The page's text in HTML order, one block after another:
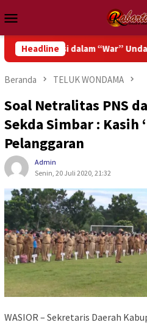
ke
kontenMobile
Headline
dalam “War” Undangan Upacara
Beranda TELUK WONDAMA
Soal Netralitas PNS
Sekda Simbar : Kasih
Pelanggaran
Admin
Senin, 20 Juli 2020, 21:32
WASIOR – Sekretaris Daerah